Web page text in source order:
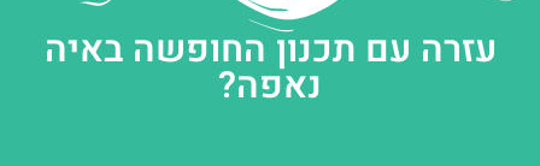
עזרה עם תכנון החופשה באיה
נאפה?